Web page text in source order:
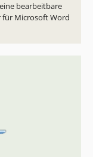
bearbeitbare
für Microsoft Word